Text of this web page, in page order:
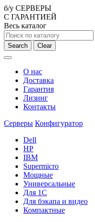
б/у СЕРВЕРЫ
С ГАРАНТИЕЙ
Весь каталог
Search Clear
О нас
Доставка
Гарантия
Лизинг
Контакты
Серверы Конфигуратор
Dell
HP
IBM
Supermicro
Мощные
Универсальные
Для 1С
Для бэкапа и видео
Компактные